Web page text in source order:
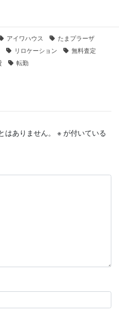
アイワハウス
たまプラーザ
リロケーション
無料査定
転勤
ありません。 ※ が付いている